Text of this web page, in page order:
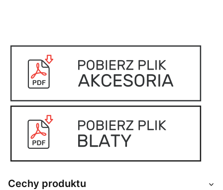
Cechy produktu